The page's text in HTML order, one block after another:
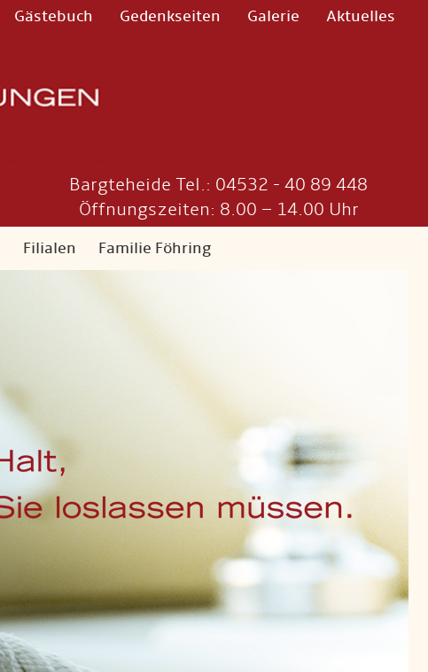
Gästebuch Gedenkseiten Galerie Aktuelles
Bargteheide Tel.: 04532 - 40 89 448
Öffnungszeiten: 8.00 – 14.00 Uhr
Filialen Familie Föhring